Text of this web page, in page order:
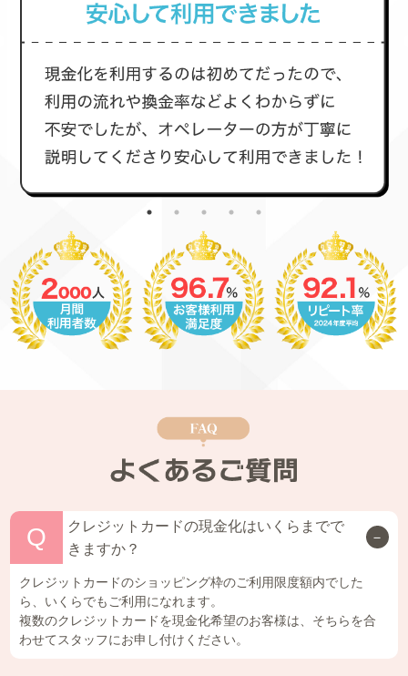
Q
クレジットカードの現金化はいくらまでで
きますか？
－
クレジットカードのショッピング枠のご利用限度額内でした
ら、いくらでもご利用になれます。
複数のクレジットカードを現金化希望のお客様は、そちらを合
わせてスタッフにお申し付けください。